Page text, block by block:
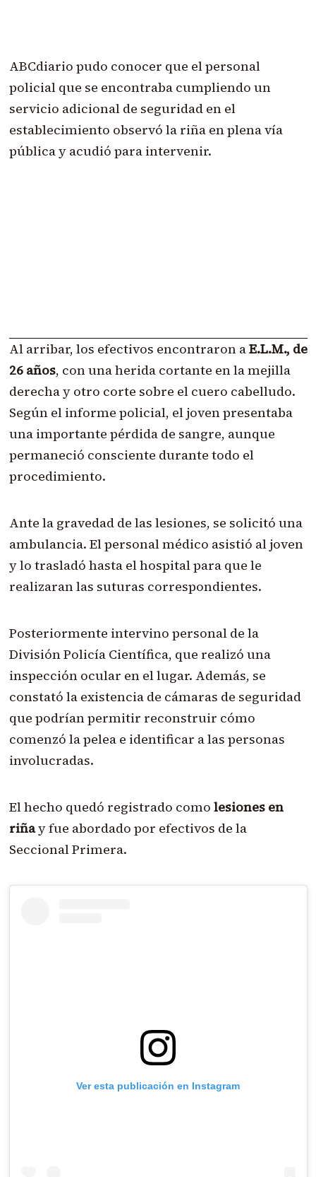
ABCdiario pudo conocer que el personal
policial que se encontraba cumpliendo un
servicio adicional de seguridad en el
establecimiento observó la riña en plena vía
pública y acudió para intervenir.
Al arribar, los efectivos encontraron aE.L.M., de
26 años, con una herida cortante en la mejilla
derecha y otro corte sobre el cuero cabelludo.
Según el informe policial, el joven presentaba
una importante pérdida de sangre, aunque
permaneció consciente durante todo el
procedimiento.
Ante la gravedad de las lesiones, se solicitó una
ambulancia. El personal médico asistió al joven
y lo trasladó hasta el hospital para que le
realizaran las suturas correspondientes.
Posteriormente intervino personal de la
División Policía Científica, que realizó una
inspección ocular en el lugar. Además, se
constató la existencia de cámaras de seguridad
que podrían permitir reconstruir cómo
comenzó la pelea e identificar a las personas
involucradas.
El hecho quedó registrado como lesiones en
riñay fue abordado por efectivos de la
Seccional Primera.
Ver esta publicación en Instagram